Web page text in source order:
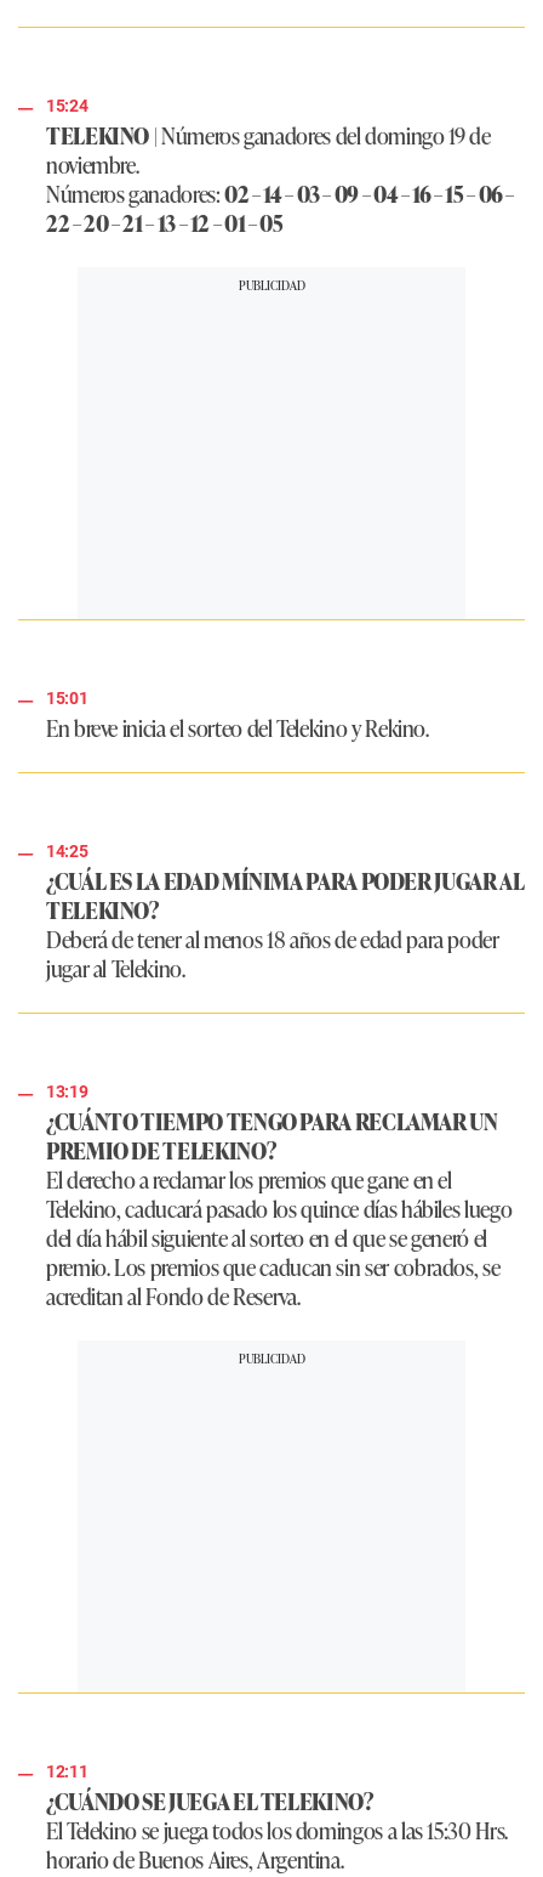
15:24
TELEKINO| Números ganadores del domingo 19 de
noviembre.
Números ganadores:02 – 14 – 03 – 09 – 04 – 16 – 15 – 06 –
22 – 20 – 21 – 13 – 12 – 01 – 05
15:01
En breve inicia el sorteo del Telekino y Rekino.
14:25
¿CUÁL ES LA EDAD MÍNIMA PARA PODER JUGAR AL
TELEKINO?
Deberá de tener al menos 18 años de edad para poder
jugar al Telekino.
13:19
¿CUÁNTO TIEMPO TENGO PARA RECLAMAR UN
PREMIO DE TELEKINO?
El derecho a reclamar los premios que gane en el
Telekino, caducará pasado los quince días hábiles luego
del día hábil siguiente al sorteo en el que se generó el
premio. Los premios que caducan sin ser cobrados, se
acreditan al Fondo de Reserva.
12:11
¿CUÁNDO SE JUEGA EL TELEKINO?
El Telekino se juega todos los domingos a las 15:30 Hrs.
horario de Buenos Aires, Argentina.